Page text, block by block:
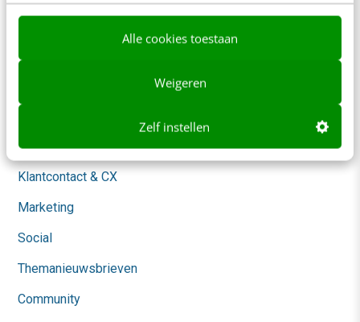
Alle cookies toestaan
Weigeren
Zelf instellen
Werken bij
Content & Communicatie
Klantcontact & CX
Marketing
Social
Themanieuwsbrieven
Community